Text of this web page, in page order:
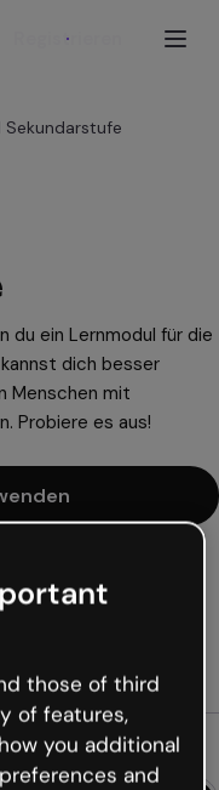
Registrieren
Sekundarstufe
du ein Lernmodul für die
dich besser
Menschen mit
Probiere es aus!
those of third
of features,
you additional
and